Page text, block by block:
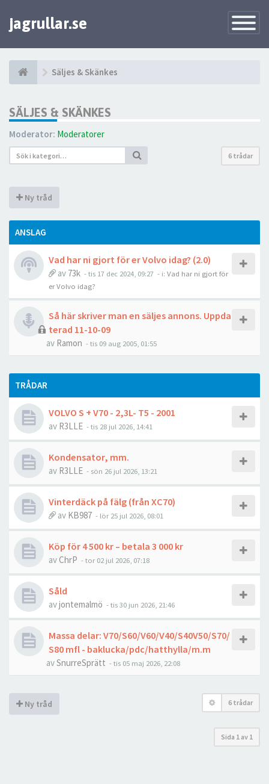
Toggle
jagrullar.se
Säljes & Skänkes
SÄLJES & SKÄNKES
Moderator: Moderatorer
6 trådar
Ny tråd
ANSLAG
Vad har ni gjort för er Volvo idag? (2.0)
av 73k - tis 17 dec 2024, 09:27 - i: Vad har ni gjort för
er Volvo idag?
Så här skriver man en säljes annons. Uppda
terad 11-10-09
av Ramon - tis 09 aug 2005, 01:55
TRÅDAR
VOLVO S + V70 - 2,3L- T5 - 2001
av R3LLE - tis 28 jul 2026, 14:41
Kondensator, mm.
av R3LLE - sön 26 jul 2026, 13:21
Vinterdäck på fälg (från XC70)
av KB987 - lör 25 jul 2026, 08:01
Köp för 4 500 kr – betala 3 000 kr
av ChrP - tor 02 jul 2026, 07:18
Såld
avjontemalmö - tis 30 jun 2026, 21:46
Massa delar: V70/S60/V60/V40/S40V50/S70/
S80 mfl - baklucka/pdc/hatthylla/m.m
avSnurreSprätt - tis 05 maj 2026, 22:08
Ny tråd 6 trådar
Sida 1 av 1